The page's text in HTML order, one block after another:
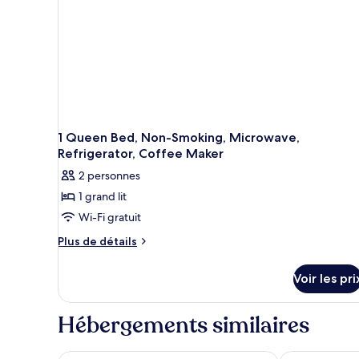
1 Queen Bed, Non-Smoking, Microwave,
Refrigerator, Coffee Maker
2 personnes
1 grand lit
Wi-Fi gratuit
Plus de détails
Plus
le
type
de
1
Voir les
Hébergements similaires